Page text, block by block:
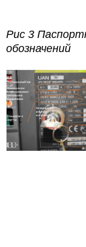
Рис 3
обозначений